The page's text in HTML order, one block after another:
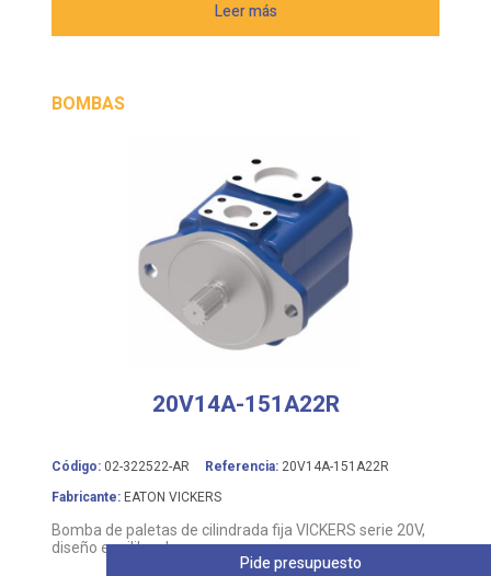
Leer más
BOMBAS
20V14A-151A22R
Código: 02-322522-AR Referencia: 20V14A-151A22R
Fabricante: EATON VICKERS
Bomba de paletas de cilindrada fija VICKERS serie 20V,
diseño equilibrado
Pide presupuesto